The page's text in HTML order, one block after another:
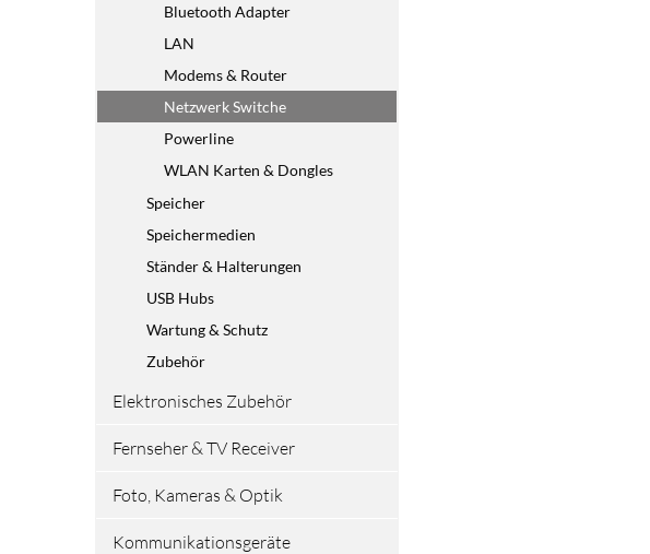
Bluetooth Adapter
LAN
Modems & Router
Netzwerk Switche
Powerline
WLAN Karten & Dongles
Speicher
Speichermedien
Ständer & Halterungen
USB Hubs
Wartung & Schutz
Zubehör
Elektronisches Zubehör
Fernseher & TV Receiver
Foto, Kameras & Optik
Kommunikationsgeräte